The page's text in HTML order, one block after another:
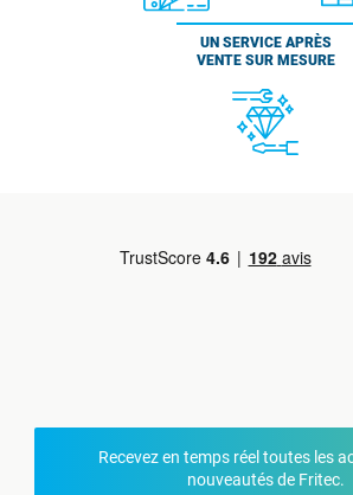
UN SERVICE APRÈS
VENTE SUR MESURE
Recevez en temps réel toutes les
nouveautés de Fritec.